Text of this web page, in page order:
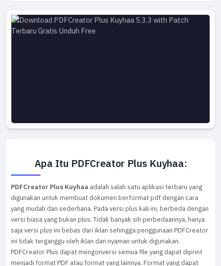
Apa Itu PDFCreator Plus Kuyhaa:
PDFCreator Plus Kuyhaa adalah salah satu aplikasi terbaru yang
digunakan untuk membuat dokumen berformat pdf dengan cara
yang mudah dan sederhana. Pada versi plus kali ini, berbeda dengan
versi biasa yang bukan plus. Tidak banyak sih perbedaannya, hanya
saja versi plus ini bebas dari iklan sehingga penggunaan PDFCreator
ini tidak terganggu oleh iklan dan nyaman untuk digunakan.
PDFCreator Plus dapat mengonversi semua file yang dapat diprint
menjadi format PDF atau format yang lainnya. Format yang dapat